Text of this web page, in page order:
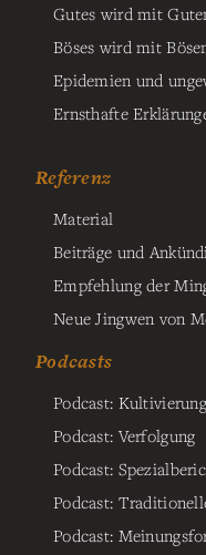
Gutes wird mit
Böses wird mit
Epidemien und
Ernsthafte
Referenz
Material
Beiträge und
Empfehlung der
Neue Jingwen von
Podcasts
Podcast: Kultivierung
Podcast: Verfolgung
Podcast:
Podcast:
Podcast: